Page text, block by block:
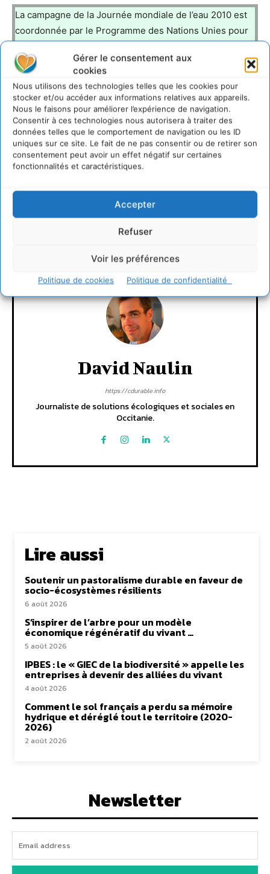
Gérer le consentement aux
cookies
Nous utilisons des technologies telles que les cookies pour
stocker et/ou accéder aux informations relatives aux appareils.
Nous le faisons pour améliorer l’expérience de navigation.
Consentir à ces technologies nous autorisera à traiter des
données telles que le comportement de navigation ou les ID
uniques sur ce site. Le fait de ne pas consentir ou de retirer son
consentement peut avoir un effet négatif sur certaines
fonctionnalités et caractéristiques.
Accepter
Refuser
Voir les préférences
Politique de cookies Politique de confidentialité
La campagne de la Journée mondiale de l’eau 2010 est
coordonnée par le Programme des Nations Unies pour
collaboration avec la FAO, le PNUD, la CEE de l’ONU, l’
UNICEF, l’ UNESCO, ONU-Habitat, l’ OMS, et le
Programme de la Décennie des nations unies sur l’eau
consacré au plaidoyer et à la communication, ainsi
qu’avec des organisations partenaires telles que
l’Association internationale de l’eau, le Fonds mondial
pour la nature et le Conseil mondial de l’eau.
LAISSER UN COMMENTAIRE
David Naulin
https://cdurable.info
Journaliste de solutions écologiques et sociales en
Occitanie.
Lire aussi
Soutenir un pastoralisme durable en faveur de
socio-écosystèmes résilients
6 août 2026
S’inspirer de l’arbre pour un modèle
économique régénératif du vivant …
5 août 2026
IPBES : le « GIEC de la biodiversité » appelle les
entreprises à devenir des alliées du vivant
4 août 2026
Comment le sol français a perdu sa mémoire
hydrique et déréglé tout le territoire (2020-
2026)
2 août 2026
Newsletter